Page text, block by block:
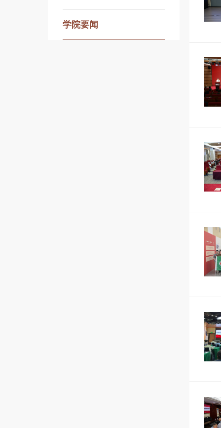
学院要闻